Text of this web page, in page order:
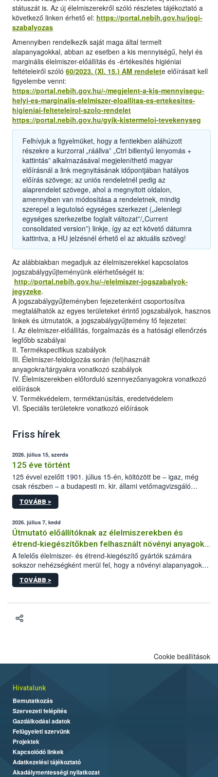
státuszát is. Az új élelmiszerekről szóló részletes tájékoztató a
következő linken érhető el: https://portal.nebih.gov.hu/jogi-
szabalyozas
Amennyiben rendelkezik saját maga által termelt
alapanyagokkal, abban az esetben a kis mennyiségű, helyi és
marginális élelmiszer-előállítás és -értékesítés higiéniai
feltételeiről szóló 60/2023. (XI. 15.) AM rendelete előírásait kell
figyelembe venni:
https://portal.nebih.gov.hu/-/megjelent-a-kis-mennyisegu-
helyi-es-marginalis-elelmiszer-eloallitas-es-ertekesites-
higieniai-felteteleirol-szolo-rendelet
https://portal.nebih.gov.hu/gyik-kistermeloi-tevekenyseg
Felhívjuk a figyelmüket, hogy a fentiekben aláhúzott
részekre a kurzorral „ráállva” „Ctrl billentyű lenyomás +
kattintás” alkalmazásával megjeleníthető magyar
előírásnál a link megnyitásának időpontjában hatályos
előírás szövege; az uniós rendeletnél pedig az
alaprendelet szövege, ahol a megnyitott oldalon,
amennyiben van módosítása a rendeletnek, mindig
szerepel a legutolsó egységes szerkezet („Jelenlegi
egységes szerkezetbe foglalt változat”/„Current
consolidated version”) linkje, így az ezt követő dátumra
kattintva, a HU jelzésnél érhető el az aktuális szöveg!
Az alábbiakban megadjuk az élelmiszerekkel kapcsolatos
jogszabálygyűjteményünk elérhetőségét is:
http://portal.nebih.gov.hu/-/elelmiszer-jogszabalyok-
jegyzeke.
A jogszabálygyűjteményben fejezetenként csoportosítva
megtalálhatók az egyes területeket érintő jogszabályok, hasznos
linkek és útmutatók, a jogszabálygyűjtemény fő fejezetei:
I. Az élelmiszer-előállítás, forgalmazás és a hatósági ellenőrzés
legfőbb szabályai
II. Termékspecifikus szabályok
III. Élelmiszer-feldolgozás során (fel)használt
anyagokra/tárgyakra vonatkozó szabályok
IV. Élelmiszerekben előforduló szennyezőanyagokra vonatkozó
előírások
V. Termékvédelem, terméktanúsítás, eredetvédelem
VI. Speciális területekre vonatkozó előírások
Friss hírek
2026. július 15, szerda
125 éve történt
125 évvel ezelőtt 1901. július 15-én, költözött be – igaz, még
csak részben – a budapesti m. kir. állami vetőmagvizsgáló
állomás a Kis Rókus utca 15. szám alatti, Czigler Győző által
tervezett új épületébe.
TOVÁBB >
2026. július 7, kedd
Útmutató előállítóknak az élelmiszerekben és
étrend-kiegészítőkben felhasznált növényi anyagok,
növényi kivonatok élelmiszer-biztonsági
kockázatértékeléséhez szükséges adatbázisokról
A felelős élelmiszer- és étrend-kiegészítő gyártók számára
sokszor nehézségként merül fel, hogy a növényi alapanyagok
és kivonatok, melyek jelenleg uniós szinten nem szabályozottak,
milyen tisztasági, minőségi és biztonsági paramétereknek
minden adatot összevetve dönteni arról, hogy egy alapanyagot
folyamatban szeretnénk segítséget nyújtani a vállalkozásnak az
TOVÁBB >
Cookie beállítások
Hivatalunk
Bemutatkozás
Szervezeti felépítés
Gazdálkodási adatok
Felügyeleti szervünk
Projektek
Kapcsolódó linkek
Adatkezelési tájékoztató
Akadálymentességi nyilatkozat